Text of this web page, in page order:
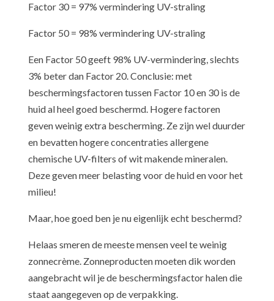
Factor 30 = 97% vermindering UV-straling
Factor 50 = 98% vermindering UV-straling
​Een Factor 50 geeft 98% UV-vermindering, slechts
3% beter dan Factor 20. Conclusie: met
beschermingsfactoren tussen Factor 10 en 30 is de
huid al heel goed beschermd. Hogere factoren
geven weinig extra bescherming. Ze zijn wel duurder
en bevatten hogere concentraties allergene
chemische UV-filters of wit makende mineralen.
Deze geven meer belasting voor de huid en voor het
milieu!
Maar, hoe goed ben je nu eigenlijk echt beschermd?
​​Helaas smeren de meeste mensen veel te weinig
zonnecrème. Zonneproducten moeten dik worden
aangebracht wil je de beschermingsfactor halen die
staat aangegeven op de verpakking.